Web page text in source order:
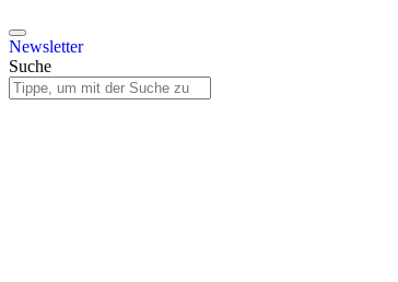
Newsletter
Suche